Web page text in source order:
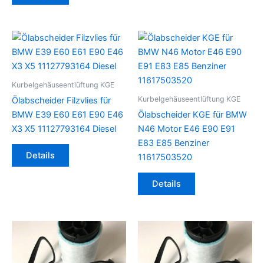
Kurbelgehäuseentlüftung KGE
Ölabscheider Filzvlies für
BMW E39 E60 E61 E90 E46
X3 X5 11127793164 Diesel
Details
Kurbelgehäuseentlüftung KGE
Ölabscheider KGE für BMW
N46 Motor E46 E90 E91
E83 E85 Benziner
11617503520
Details